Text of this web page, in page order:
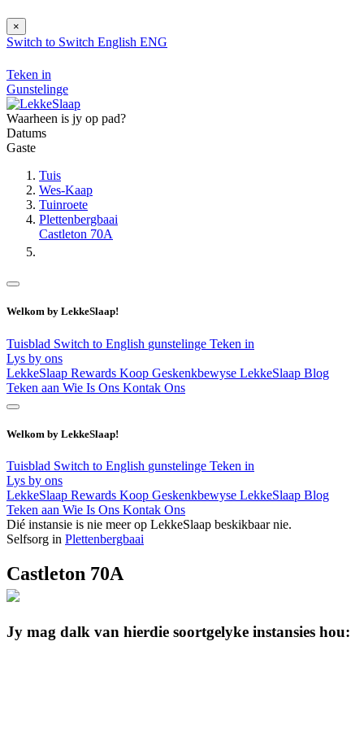
×
Switch to Switch English ENG
Teken in
Gunstelinge
Waarheen is jy op pad?
Datums
Gaste
Tuis
Wes-Kaap
Tuinroete
Plettenbergbaai
Castleton 70A
Welkom by LekkeSlaap!
Tuisblad Switch to English gunstelinge Teken in
Lys by ons
LekkeSlaap Rewards Koop Geskenkbewyse LekkeSlaap Blog
Teken aan Wie Is Ons Kontak Ons
Welkom by LekkeSlaap!
Tuisblad Switch to English gunstelinge Teken in
Lys by ons
LekkeSlaap Rewards Koop Geskenkbewyse LekkeSlaap Blog
Teken aan Wie Is Ons Kontak Ons
Dié instansie is nie meer op LekkeSlaap beskikbaar nie.
Selfsorg in Plettenbergbaai
Castleton 70A
Jy mag dalk van hierdie soortgelyke instansies hou: